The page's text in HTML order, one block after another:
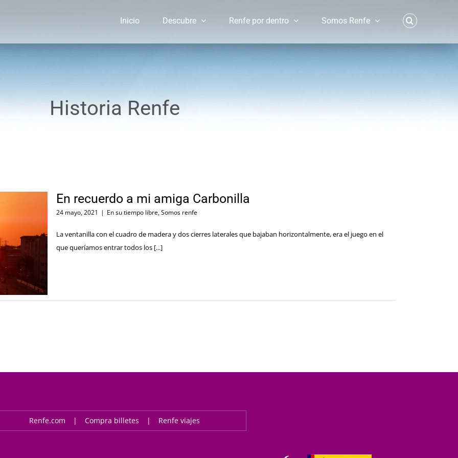
Inicio Descubre Renfe por dentro Somos Renfe
Historia Renfe
En recuerdo a mi amiga Carbonilla
24 mayo, 2021 | En su tiempo libre,Somos renfe
La ventanilla con el cuadro de madera y dos cierres laterales que bajaban horizontalmente, era el juego en el
que queríamos entrar todos los [...]
Renfe.com Compra billetes Renfe viajes